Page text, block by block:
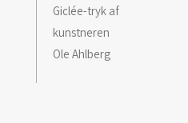
Giclée-tryk af
kunstneren
Ole Ahlberg